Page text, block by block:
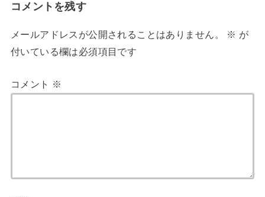
コメントを残す
メールアドレスが公開されることはありません。 ※ が
付いている欄は必須項目です
コメント ※